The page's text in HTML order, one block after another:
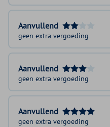
Aanvullend
geen extra vergoeding
Aanvullend
geen extra vergoeding
Aanvullend
geen extra vergoeding